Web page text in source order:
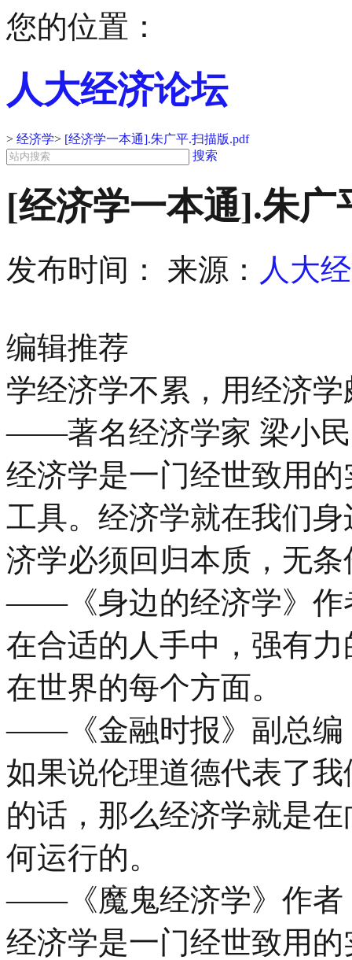
您的位置：
人大经济论坛
> 经济学> [经济学一本通].朱广平.扫描版.pdf
搜索
[经济学一本通].朱广
发布时间： 来源： 人大
编辑推荐
学经济学不累，用经济学
——著名经济学家 梁小民
经济学是一门经世致用
工具。经济学就在我们
济学必须回归本质，无
——《身边的经济学》作
在合适的人手中，强有
在世界的每个方面。
——《金融时报》副总编
如果说伦理道德代表了
的话，那么经济学就是
何运行的。
——《魔鬼经济学》作者
经济学是一门经世致用